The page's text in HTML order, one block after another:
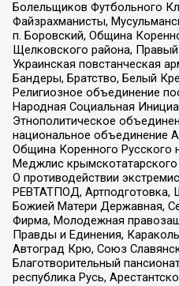
Болельщиков Футбольного
Файзрахманисты,
п. Боровский, Община
Щелковского района,
Украинская повстанческая
Бандеры, Братство, Белый
Религиозное объединение
Народная Социальная
Этнополитическое
национальное объединение
Община Коренного Русского
Меджлис
О противодействии
РЕВТАТПОД, Артподготовка,
Божией Матери Державная,
Фирма, Молодежная
Правды и Единения,
Автоград Крю, Союз
Благотворительный
республика Русь,